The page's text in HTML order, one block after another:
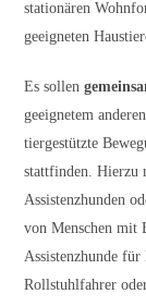
stationären
geeigneten
Es sollen
geeignetem
tiergestützte
stattfinden. Hierzu
Assistenzhunden
von Menschen mit
Assistenzhunde
Rollstuhlfahrer